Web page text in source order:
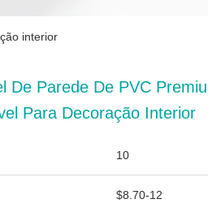
interior
De Parede De PVC
Para Decoração Interior
10
$8.70-12